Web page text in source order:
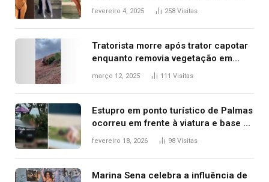
West que apareceu nua no Grammy
fevereiro 4, 2025 258 Visitas
Tratorista morre após trator capotar
enquanto removia vegetação em
ribanceira de rodovia
março 12, 2025 111 Visitas
Estupro em ponto turístico de Palmas
ocorreu em frente à viatura e base de
segurança; polícia investiga
fevereiro 18, 2026 98 Visitas
Marina Sena celebra a influência de